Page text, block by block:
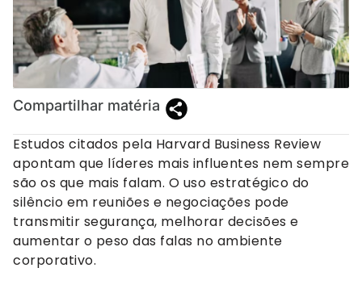
Compartilhar matéria
Estudos citados pela Harvard Business Review
apontam que líderes mais influentes nem sempre
são os que mais falam. O uso estratégico do
silêncio em reuniões e negociações pode
transmitir segurança, melhorar decisões e
aumentar o peso das falas no ambiente
corporativo.